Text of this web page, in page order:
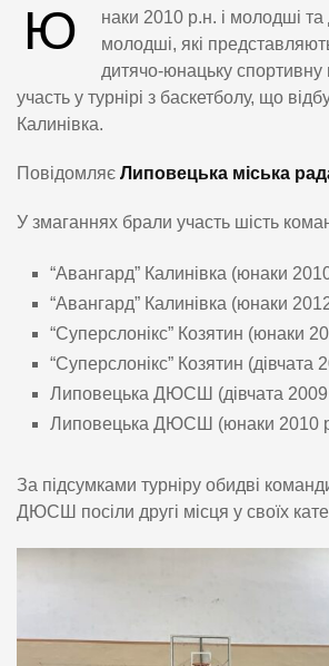
Ю
наки 2010 р.н. і молодші та
молодші, які
дитячо-юнацьку спортивну
участь у турнірі з баскетболу, що
Калинівка.
Повідомляє Липовецька міська
У змаганнях брали участь шість
“Авангард” Калинівка (юнаки
“Авангард” Калинівка (юнаки
“Суперслонікс” Козятин (юнаки
“Суперслонікс” Козятин (дівчата
Липовецька ДЮСШ (дівчата 2009
Липовецька ДЮСШ (юнаки 2010
За підсумками турніру обидві
ДЮСШ посіли другі місця у своїх